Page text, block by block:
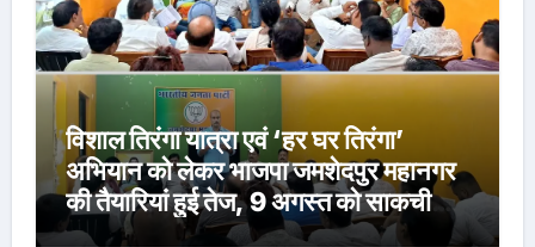
विशाल तिरंगा यात्रा एवं ‘हर घर तिरंगा’
अभियान को लेकर भाजपा जमशेदपुर महानगर
की तैयारियां हुई तेज, 9 अगस्त को साकची
नेताजी सुभाष मैदान से निकलेगी विशाल तिरंगा